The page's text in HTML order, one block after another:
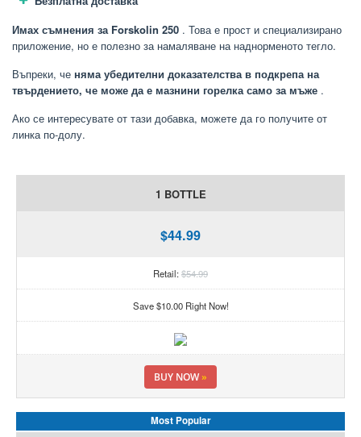
Имах съмнения за Forskolin 250 . Това е прост и специализирано
приложение, но е полезно за намаляване на наднорменото тегло.
Въпреки, че няма убедителни доказателства в подкрепа на
твърдението, че може да е мазнини горелка само за мъже .
Ако се интересувате от тази добавка, можете да го получите от
линка по-долу.
1 BOTTLE
$44.99
Retail:$54.99
Save $10.00 Right Now!
BUY NOW»
Most Popular